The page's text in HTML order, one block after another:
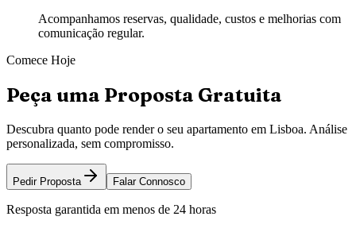
Acompanhamos reservas, qualidade, custos e melhorias com
comunicação regular.
Comece Hoje
Peça uma Proposta Gratuita
Descubra quanto pode render o seu apartamento em Lisboa. Análise
personalizada, sem compromisso.
Pedir Proposta Falar Connosco
Resposta garantida em menos de 24 horas